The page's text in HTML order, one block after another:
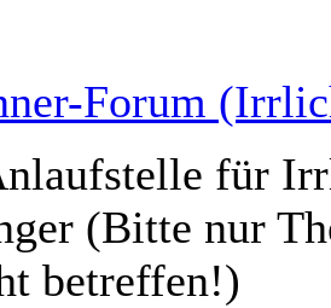
Forum
für
(Bitte nur
betreffen!)